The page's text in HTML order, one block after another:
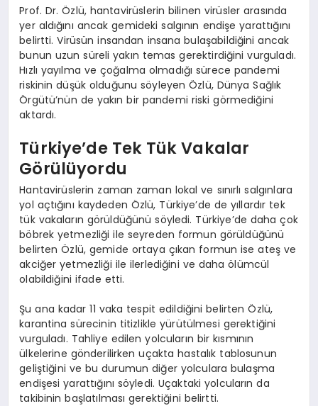
Prof. Dr. Özlü, hantavirüslerin bilinen virüsler arasında
yer aldığını ancak gemideki salgının endişe yarattığını
belirtti. Virüsün insandan insana bulaşabildiğini ancak
bunun uzun süreli yakın temas gerektirdiğini vurguladı.
Hızlı yayılma ve çoğalma olmadığı sürece pandemi
riskinin düşük olduğunu söyleyen Özlü, Dünya Sağlık
Örgütü’nün de yakın bir pandemi riski görmediğini
aktardı.
Türkiye’de Tek Tük Vakalar
Görülüyordu
Hantavirüslerin zaman zaman lokal ve sınırlı salgınlara
yol açtığını kaydeden Özlü, Türkiye’de de yıllardır tek
tük vakaların görüldüğünü söyledi. Türkiye’de daha çok
böbrek yetmezliği ile seyreden formun görüldüğünü
belirten Özlü, gemide ortaya çıkan formun ise ateş ve
akciğer yetmezliği ile ilerlediğini ve daha ölümcül
olabildiğini ifade etti.
Şu ana kadar 11 vaka tespit edildiğini belirten Özlü,
karantina sürecinin titizlikle yürütülmesi gerektiğini
vurguladı. Tahliye edilen yolcuların bir kısmının
ülkelerine gönderilirken uçakta hastalık tablosunun
geliştiğini ve bu durumun diğer yolculara bulaşma
endişesi yarattığını söyledi. Uçaktaki yolcuların da
takibinin başlatılması gerektiğini belirtti.